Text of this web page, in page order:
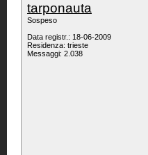
tarponauta
Sospeso
Data registr.: 18-06-2009
Residenza: trieste
Messaggi: 2.038